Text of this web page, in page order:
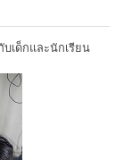
บเด็กและนักเรียน